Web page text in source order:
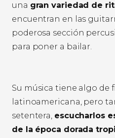
una gran variedad de
encuentran en las
poderosa sección
para poner a bailar.
Su música tiene algo de
latinoamericana, pero
setentera, escucharlos
de la época dorada